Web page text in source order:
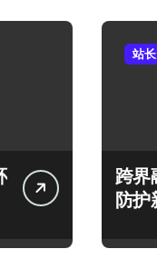
站
跨界
防护